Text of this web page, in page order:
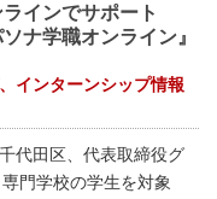
インでサポート
ナ学職オンライン』
インターンシップ情報
代田区、代表取締役グ
門学校の学生を対象